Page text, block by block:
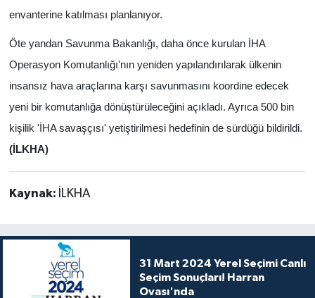
envanterine katılması planlanıyor.
Öte yandan Savunma Bakanlığı, daha önce kurulan İHA
Operasyon Komutanlığı'nın yeniden yapılandırılarak ülkenin
insansız hava araçlarına karşı savunmasını koordine edecek
yeni bir komutanlığa dönüştürüleceğini açıkladı. Ayrıca 500 bin
kişilik 'İHA savaşçısı' yetiştirilmesi hedefinin de sürdüğü bildirildi.
(İLKHA)
Kaynak: İLKHA
31 Mart 2024 Yerel Seçimi Canlı
Seçim Sonuçları! Harran
Ovası'nda